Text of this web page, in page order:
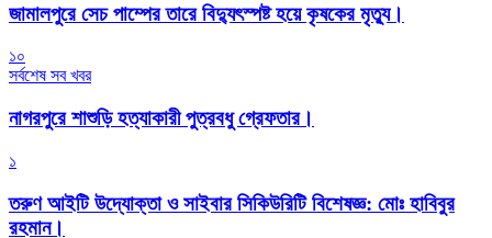
জামালপুরে সেচ পাম্পের তারে বিদ্যুৎস্পষ্ট হয়ে কৃষকের মৃত্যু।
১০
সর্বশেষ সব খবর
নাগরপুরে শাশুড়ি হত্যাকারী পুত্রবধু গ্রেফতার।
১
তরুণ আইটি উদ্যোক্তা ও সাইবার সিকিউরিটি বিশেষজ্ঞ: মোঃ হাবিবুর
রহমান।